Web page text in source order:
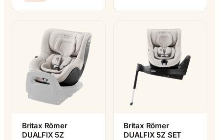
Britax Römer
DUALFIX 5Z
Britax Römer
DUALFIX 5Z SET